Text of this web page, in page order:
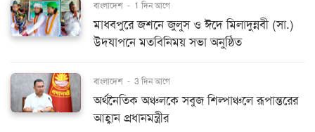
বাংলাদেশ - 1 দিন আগে
মাধবপুরে জশনে জুলুস ও ঈদে মিলাদুন্নবী (সা.)
উদযাপনে মতবিনিময় সভা অনুষ্ঠিত
বাংলাদেশ - 3 দিন আগে
অর্থনৈতিক অঞ্চলকে সবুজ শিল্পাঞ্চলে রূপান্তরের
আহ্বান প্রধানমন্ত্রীর